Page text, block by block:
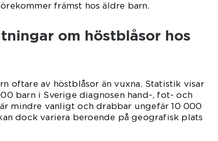
främst hos äldre barn.
om höstblåsor hos
oftare av höstblåsor än vuxna. Statistik visar
barn i Sverige diagnosen hand-, fot- och
mindre vanligt och drabbar ungefär 10 000
dock variera beroende på geografisk plats